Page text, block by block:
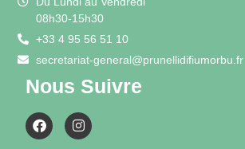
08h30-15h30
+33 4 95 56 51 10
secretariat-general@prunellidifiumorbu.fr
Nous Suivre